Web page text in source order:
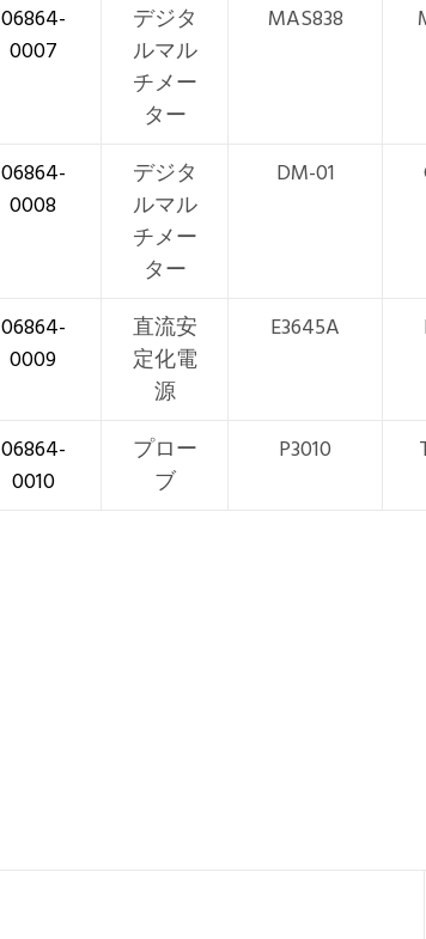
06864-
0007
デジタ
ルマル
チメー
ター
MAS838
06864-
0008
デジタ
ルマル
チメー
ター
DM-01
06864-
0009
直流安
定化電
源
E3645A
06864-
0010
プロー
ブ
P3010